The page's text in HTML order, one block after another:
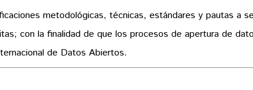
metodológicas, técnicas, estándares y pautas a
con la finalidad de que los procesos de apertura de
de Datos Abiertos.